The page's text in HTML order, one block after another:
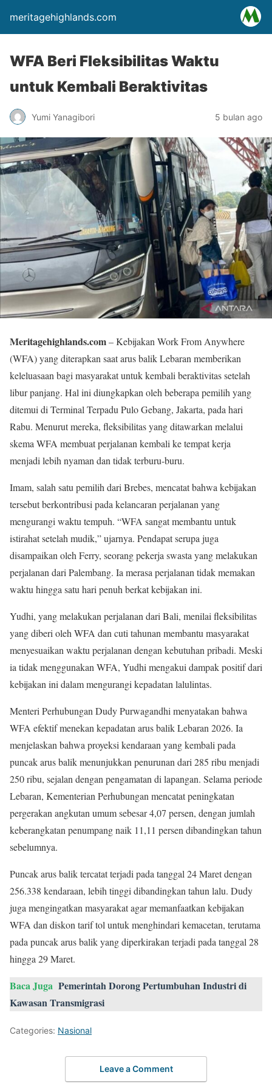
meritagehighlands.com
WFA Beri Fleksibilitas Waktu
untuk Kembali Beraktivitas
Yumi Yanagibori 5 bulan ago
Meritagehighlands.com– Kebijakan Work From Anywhere
(WFA) yang diterapkan saat arus balik Lebaran memberikan
keleluasaan bagi masyarakat untuk kembali beraktivitas setelah
libur panjang. Hal ini diungkapkan oleh beberapa pemilih yang
ditemui di Terminal Terpadu Pulo Gebang, Jakarta, pada hari
Rabu. Menurut mereka, fleksibilitas yang ditawarkan melalui
skema WFA membuat perjalanan kembali ke tempat kerja
menjadi lebih nyaman dan tidak terburu-buru.
Imam, salah satu pemilih dari Brebes, mencatat bahwa kebijakan
tersebut berkontribusi pada kelancaran perjalanan yang
mengurangi waktu tempuh. “WFA sangat membantu untuk
istirahat setelah mudik,” ujarnya. Pendapat serupa juga
disampaikan oleh Ferry, seorang pekerja swasta yang melakukan
perjalanan dari Palembang. Ia merasa perjalanan tidak memakan
waktu hingga satu hari penuh berkat kebijakan ini.
Yudhi, yang melakukan perjalanan dari Bali, menilai fleksibilitas
yang diberi oleh WFA dan cuti tahunan membantu masyarakat
menyesuaikan waktu perjalanan dengan kebutuhan pribadi. Meski
ia tidak menggunakan WFA, Yudhi mengakui dampak positif dari
kebijakan ini dalam mengurangi kepadatan lalulintas.
Menteri Perhubungan Dudy Purwagandhi menyatakan bahwa
WFA efektif menekan kepadatan arus balik Lebaran 2026. Ia
menjelaskan bahwa proyeksi kendaraan yang kembali pada
puncak arus balik menunjukkan penurunan dari 285 ribu menjadi
250 ribu, sejalan dengan pengamatan di lapangan. Selama periode
Lebaran, Kementerian Perhubungan mencatat peningkatan
pergerakan angkutan umum sebesar 4,07 persen, dengan jumlah
keberangkatan penumpang naik 11,11 persen dibandingkan tahun
sebelumnya.
Puncak arus balik tercatat terjadi pada tanggal 24 Maret dengan
256.338 kendaraan, lebih tinggi dibandingkan tahun lalu. Dudy
juga mengingatkan masyarakat agar memanfaatkan kebijakan
WFA dan diskon tarif tol untuk menghindari kemacetan, terutama
pada puncak arus balik yang diperkirakan terjadi pada tanggal 28
hingga 29 Maret.
Baca Juga Pemerintah Dorong Pertumbuhan Industri di
Kawasan Transmigrasi
Categories: Nasional
Leave a Comment